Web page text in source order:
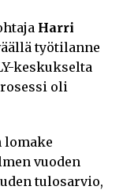
Harri
työtilanne
keskukselta
oli
lomake
vuoden
tulosarvio,